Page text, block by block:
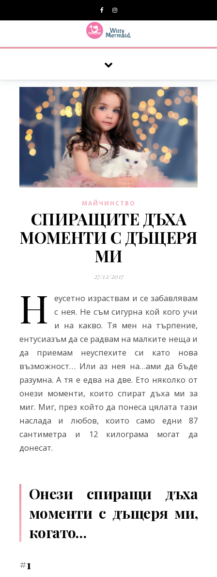
МАЙЧИНСТВО
СПИРАЩИТЕ ДЪХА
МОМЕНТИ С ДЪЩЕРЯ
МИ
27/12/2017
Н
еусетно израствам и се забавлявам
с нея. Не съм сигурна кой кого учи
и на какво. Тя мен на търпение,
ентусиазъм да се радвам на малките неща и
да приемам неуспехите си като нова
възможност… Или аз нея нa…ами да бъде
разумна. А тя е едва на две. Ето няколко от
онези моменти, които спират дъха ми за
миг. Миг, през който да понеса цялата тази
наслада и любов, които само едни 87
сантиметра и 12 килограма могат да
донесат.
Онези спиращи дъха
моменти с дъщеря ми,
когато…
#1